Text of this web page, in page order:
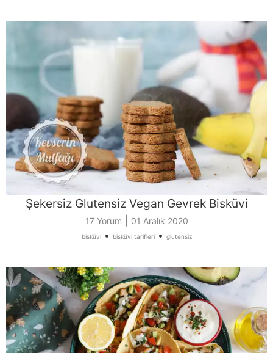
Şekersiz Glutensiz Vegan Gevrek Bisküvi
17 Yorum 01 Aralık 2020
bisküvi• bisküvi tarifleri• glutensiz